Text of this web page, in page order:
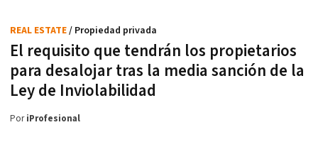
El requisito que tendrán los propietarios
para desalojar tras la media sanción de la
Ley de Inviolabilidad
REAL ESTATE/ Propiedad privada
PoriProfesional